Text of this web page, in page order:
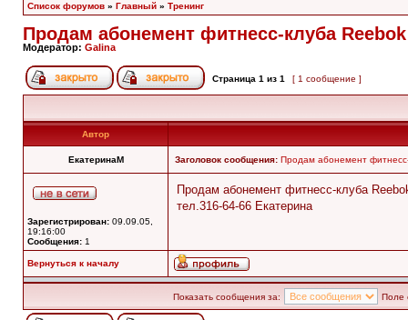
Список форумов » Главный » Тренинг
Продам абонемент фитнесс-клуба
Модератор: Galina
Страница 1 из 1 [ 1 сообщение ]
Автор
ЕкатеринаМ Заголовок сообщения: Продам абонемент
Зарегистрирован: 09.09.05,
19:16:00
Сообщения: 1
Продам абонемент фитнесс-клуба
тел.316-64-66 Екатерина
Вернуться к началу
Показать сообщения за: Поле